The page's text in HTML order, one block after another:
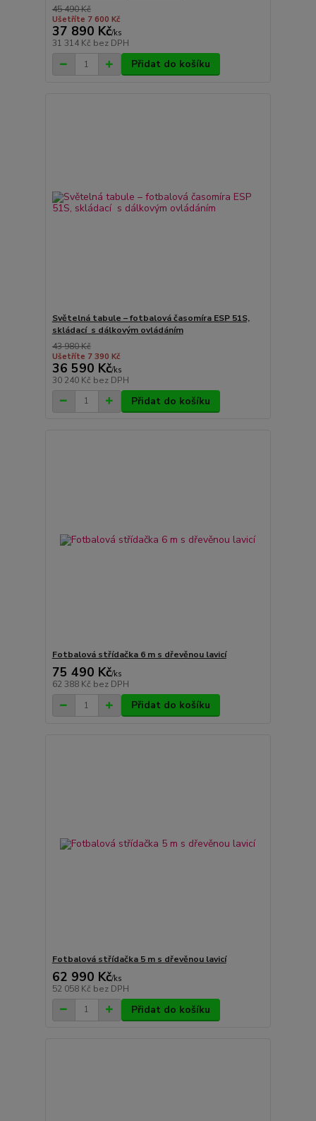
45 490 Kč
Ušetříte 7 600 Kč
37 890 Kč/ks
31 314 Kč bez DPH
Přidat do košíku
Světelná tabule – fotbalová časomíra ESP 51S,
skládací s dálkovým ovládáním
43 980 Kč
Ušetříte 7 390 Kč
36 590 Kč/ks
30 240 Kč bez DPH
Přidat do košíku
Fotbalová střídačka 6 m s dřevěnou lavicí
75 490 Kč/ks
62 388 Kč bez DPH
Přidat do košíku
Fotbalová střídačka 5 m s dřevěnou lavicí
62 990 Kč/ks
52 058 Kč bez DPH
Přidat do košíku